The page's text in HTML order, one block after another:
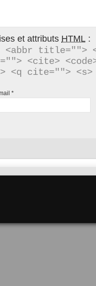
et attributs HTML :
title="">
<cite>
*